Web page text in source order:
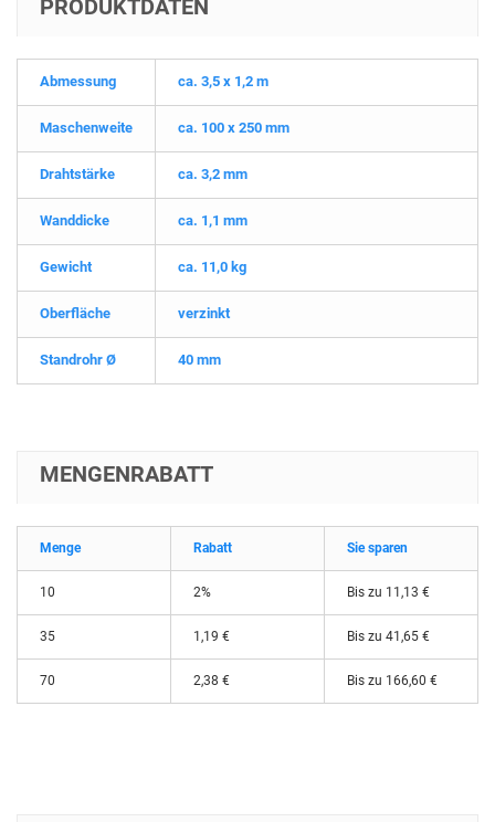
PRODUKTDATEN
Abmessung ca. 3,5 x 1,2 m
Maschenweite ca. 100 x 250 mm
Drahtstärke ca. 3,2 mm
Wanddicke ca. 1,1 mm
Gewicht ca. 11,0 kg
Oberfläche verzinkt
Standrohr Ø 40 mm
MENGENRABATT
Menge Rabatt Sie sparen
10 2% Bis zu 11,13 €
35 1,19 € Bis zu 41,65 €
70 2,38 € Bis zu 166,60 €